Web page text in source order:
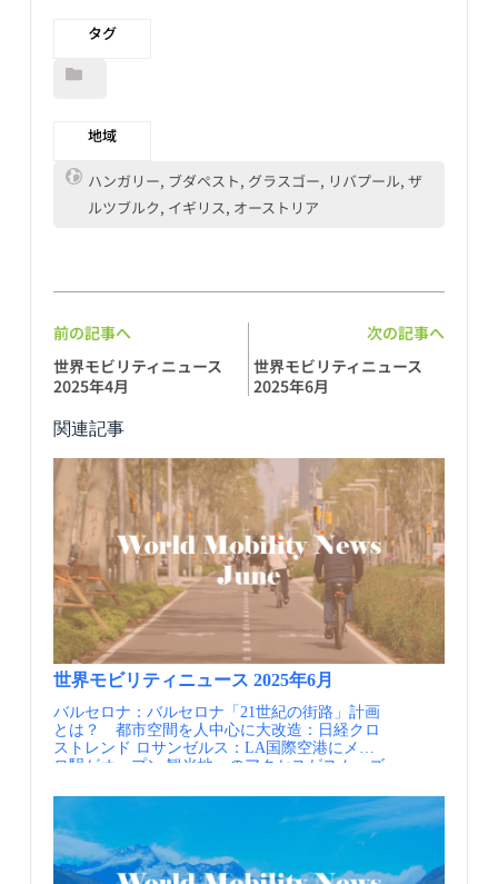
タグ
地域
ハンガリー, ブダペスト, グラスゴー, リバプール, ザ
ルツブルク, イギリス, オーストリア
前の記事へ
次の記事へ
世界モビリティニュース
2025年4月
世界モビリティニュース
2025年6月
関連記事
世界モビリティニュース 2025年6月
バルセロナ：バルセロナ「21世紀の街路」計画
とは？ 都市空間を人中心に大改造：日経クロ
ストレンド ロサンゼルス：LA国際空港にメト
ロ駅がオープン 観光地へのアクセスがスムーズ
ル線・地方バス、復活のカギは？「縦割り」を
打破したオーストリア式制度が使えるワケ イタ
リア：日立 イタリアで路面電車を建設 契約
金額は約542億円 コンゴ：大学生ら共に創る新
しいバス停が誕生 キンシャサ市のモビリティの